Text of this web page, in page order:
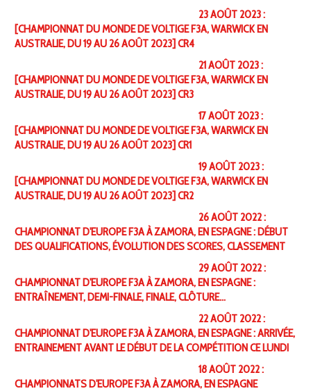
23 AOÛT 2023 :
[CHAMPIONNAT DU MONDE DE VOLTIGE F3A, WARWICK EN
AUSTRALIE, DU 19 AU 26 AOÛT 2023] CR4
21 AOÛT 2023 :
[CHAMPIONNAT DU MONDE DE VOLTIGE F3A, WARWICK EN
AUSTRALIE, DU 19 AU 26 AOÛT 2023] CR3
17 AOÛT 2023 :
[CHAMPIONNAT DU MONDE DE VOLTIGE F3A, WARWICK EN
AUSTRALIE, DU 19 AU 26 AOÛT 2023] CR1
19 AOÛT 2023 :
[CHAMPIONNAT DU MONDE DE VOLTIGE F3A, WARWICK EN
AUSTRALIE, DU 19 AU 26 AOÛT 2023] CR2
26 AOÛT 2022 :
CHAMPIONNAT D'EUROPE F3A À ZAMORA, EN ESPAGNE : DÉBUT
DES QUALIFICATIONS, ÉVOLUTION DES SCORES, CLASSEMENT
29 AOÛT 2022 :
CHAMPIONNAT D'EUROPE F3A À ZAMORA, EN ESPAGNE :
ENTRAÎNEMENT, DEMI-FINALE, FINALE, CLÔTURE…
22 AOÛT 2022 :
CHAMPIONNAT D'EUROPE F3A À ZAMORA, EN ESPAGNE : ARRIVÉE,
ENTRAINEMENT AVANT LE DÉBUT DE LA COMPÉTITION CE LUNDI
18 AOÛT 2022 :
CHAMPIONNATS D'EUROPE F3A À ZAMORA, EN ESPAGNE